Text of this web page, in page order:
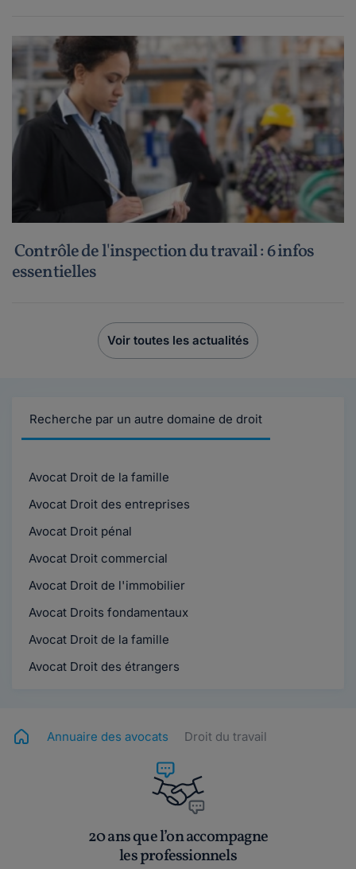
Contrôle de l'inspection du travail : 6 infos
essentielles
Voir toutes les actualités
Recherche par un autre domaine de droit
Avocat Droit de la famille
Avocat Droit des entreprises
Avocat Droit pénal
Avocat Droit commercial
Avocat Droit de l'immobilier
Avocat Droits fondamentaux
Avocat Droit de la famille
Avocat Droit des étrangers
Annuaire des avocats Droit du travail
20 ans que l’on accompagne
les professionnels